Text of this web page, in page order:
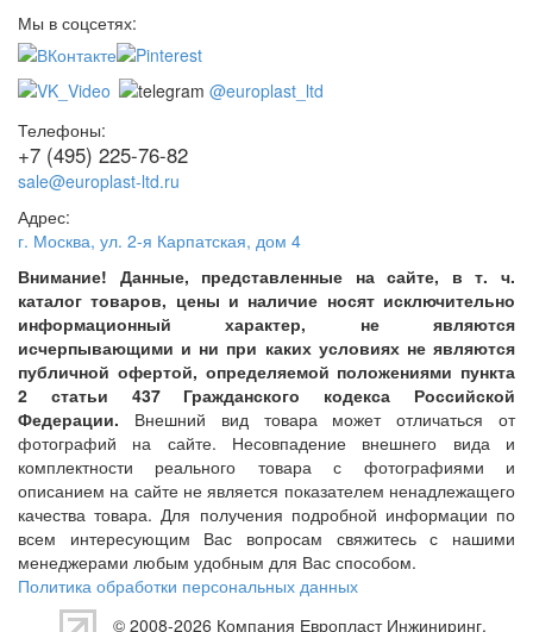
Мы в соцсетях:
@europlast_ltd
Телефоны:
+7 (495) 225-76-82
sale@europlast-ltd.ru
Адрес:
г. Москва, ул. 2-я Карпатская, дом 4
Внимание! Данные, представленные на сайте, в т. ч.
каталог товаров, цены и наличие носят исключительно
информационный характер, не являются
исчерпывающими и ни при каких условиях не являются
публичной офертой, определяемой положениями пункта
2 статьи 437 Гражданского кодекса Российской
Федерации. Внешний вид товара может отличаться от
фотографий на сайте. Несовпадение внешнего вида и
комплектности реального товара с фотографиями и
описанием на сайте не является показателем ненадлежащего
качества товара. Для получения подробной информации по
всем интересующим Вас вопросам свяжитесь с нашими
менеджерами любым удобным для Вас способом.
Политика обработки персональных данных
© 2008-2026 Компания Европласт Инжиниринг,